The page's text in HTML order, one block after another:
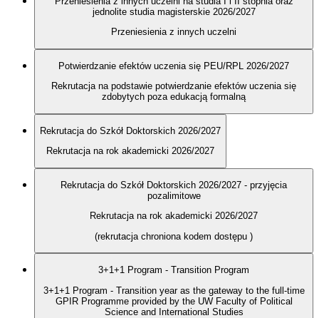
jednolite studia magisterskie 2026/2027
Przeniesienia z innych uczelni
Potwierdzanie efektów uczenia się PEU/RPL 2026/2027
Rekrutacja na podstawie potwierdzanie efektów uczenia się
zdobytych poza edukacją formalną
Rekrutacja do Szkół Doktorskich 2026/2027
Rekrutacja na rok akademicki 2026/2027
Rekrutacja do Szkół Doktorskich 2026/2027 - przyjęcia
pozalimitowe
Rekrutacja na rok akademicki 2026/2027
(rekrutacja chroniona kodem dostępu )
3+1+1 Program - Transition Program
3+1+1 Program - Transition year as the gateway to the full-time
GPIR Programme provided by the UW Faculty of Political
Science and International Studies